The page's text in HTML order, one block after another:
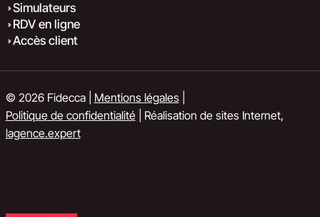
Simulateurs
RDV en ligne
Accès client
© 2026 Fidecca | Mentions légales|
Politique de confidentialité| Réalisation de sites Internet,
lagence.expert